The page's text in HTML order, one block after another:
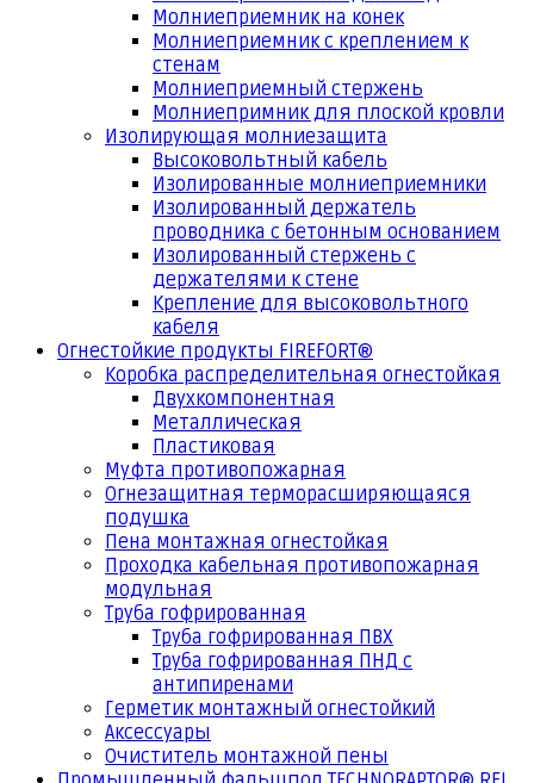
Молниеприемник на конек
Молниеприемник с креплением к
стенам
Молниеприемный стержень
Молниепримник для плоской кровли
Изолирующая молниезащита
Высоковольтный кабель
Изолированные молниеприемники
Изолированный держатель
проводника с бетонным основанием
Изолированный стержень с
держателями к стене
Крепление для высоковольтного
кабеля
Огнестойкие продукты FIREFORT®
Коробка распределительная огнестойкая
Двухкомпонентная
Металлическая
Пластиковая
Муфта противопожарная
Огнезащитная терморасширяющаяся
подушка
Пена монтажная огнестойкая
Проходка кабельная противопожарная
модульная
Труба гофрированная
Труба гофрированная ПВХ
Труба гофрированная ПНД с
антипиренами
Герметик монтажный огнестойкий
Аксессуары
Очиститель монтажной пены